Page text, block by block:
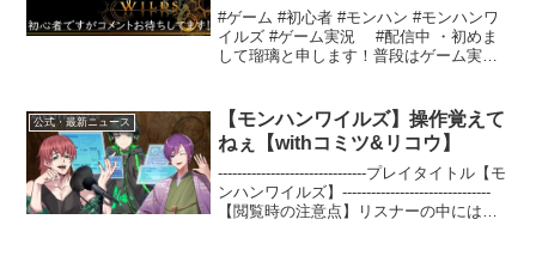
#ゲーム #初心者 #モンハン #モンハンワ
イルズ #ゲーム実況 #配信中 ・初めま
して瑠璃と申します！普段はゲーム実
もぜひ！！・特に何も決めずゆる～く配
信し、雑談し...
公式・最新ニュース
【モンハンワイルズ】操作覚えて
ねぇ【withコミツ&リコウ】
-------------------------------プレイタイトル【モ
ンハンワイルズ】-------------------------------
【閲覧時の注意点】リスナーの中にはゲ